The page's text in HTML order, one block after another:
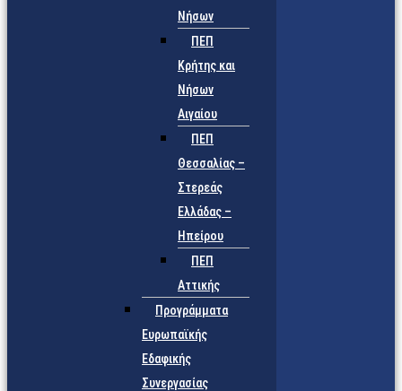
Νήσων
ΠΕΠ
Κρήτης και
Νήσων
Αιγαίου
ΠΕΠ
Θεσσαλίας –
Στερεάς
Ελλάδας –
Ηπείρου
ΠΕΠ
Αττικής
Προγράμματα
Ευρωπαϊκής
Εδαφικής
Συνεργασίας